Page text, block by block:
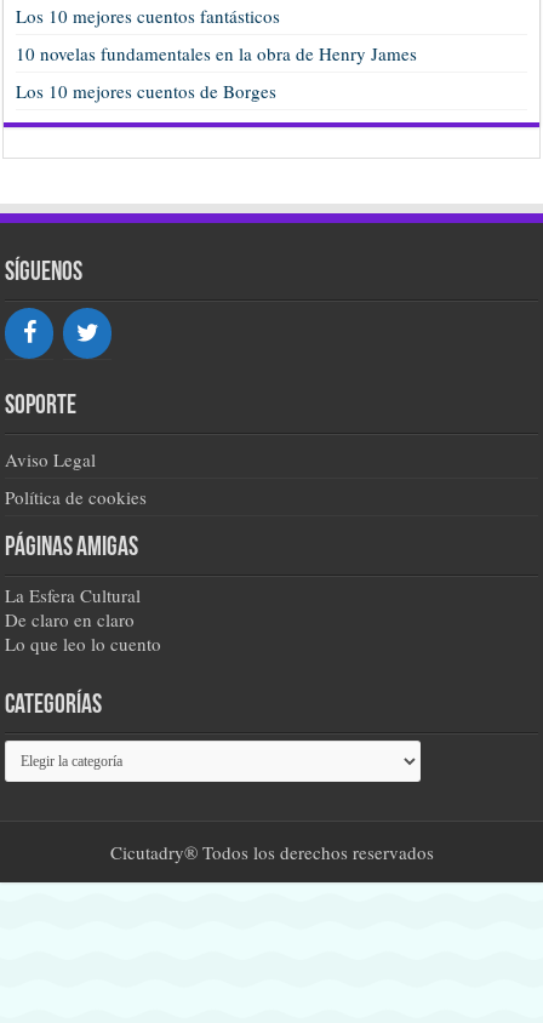
Los 10 mejores cuentos fantásticos
10 novelas fundamentales en la obra de Henry James
Los 10 mejores cuentos de Borges
Síguenos
Soporte
Aviso Legal
Política de cookies
Páginas amigas
La Esfera Cultural
De claro en claro
Lo que leo lo cuento
Categorías
Categorías
Cicutadry® Todos los derechos reservados